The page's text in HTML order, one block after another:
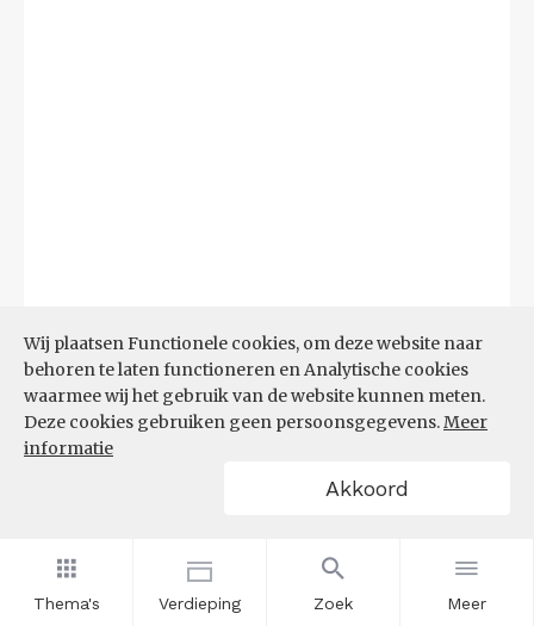
Thema's Verdieping Zoek Meer
Wij plaatsen Functionele cookies, om deze website naar
behoren te laten functioneren en Analytische cookies
waarmee wij het gebruik van de website kunnen meten.
Deze cookies gebruiken geen persoonsgegevens.Meer
informatie
Akkoord
Bron:
Filters